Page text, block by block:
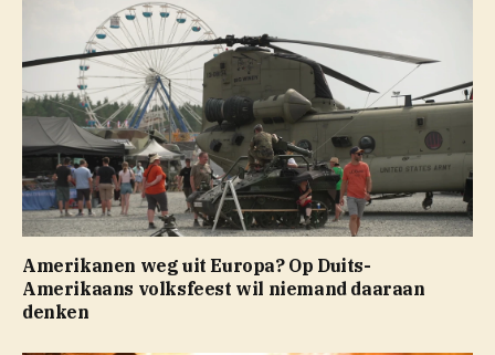
Amerikanen weg uit Europa? Op Duits-
Amerikaans volksfeest wil niemand daaraan
denken